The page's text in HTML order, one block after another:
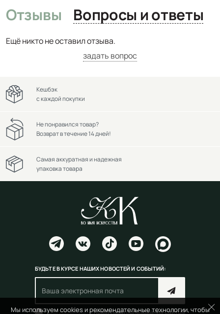
Отзывы Вопросы и ответы
Ещё никто не оставил отзыва.
задать вопрос
Мы используем cookies и рекомендательные технологии, чтобы
Кешбэк
с каждой покупки
Не понравился товар?
Возврат в течение 14 дней!
Самая аккуратная и надежная
упаковка товара
БУДЬТЕ В КУРСЕ НАШИХ НОВОСТЕЙ И СОБЫТИЙ:
Согласен(на) справилами пользования сайтом